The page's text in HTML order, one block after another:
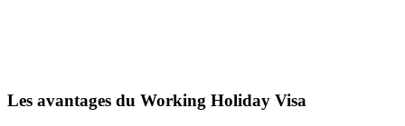
Les avantages du Working Holiday Visa